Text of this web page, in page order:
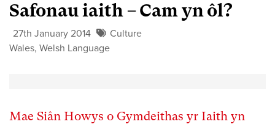
Safonau iaith – Cam yn ôl?
27th January 2014
Culture
Wales, Welsh Language
Mae Siân Howys o Gymdeithas yr Iaith yn